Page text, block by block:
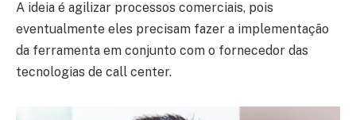
A ideia é agilizar processos comerciais, pois
eventualmente eles precisam fazer a implementação
da ferramenta em conjunto com o fornecedor das
tecnologias de call center.